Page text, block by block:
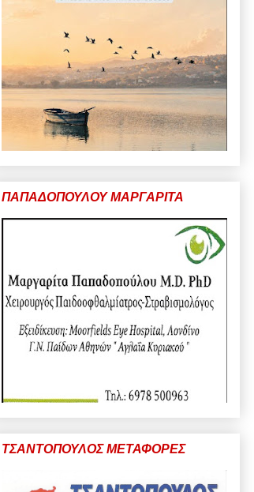
ΠΑΠΑΔΟΠΟΥΛΟΥ ΜΑΡΓΑΡΙΤΑ
ΤΣΑΝΤΟΠΟΥΛΟΣ ΜΕΤΑΦΟΡΕΣ